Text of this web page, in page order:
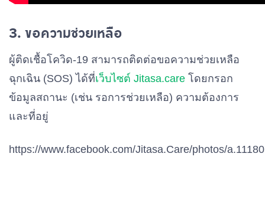
3. ขอความช่วยเหลือ
ผู้ติดเชื้อโควิด-19 สามารถติดต่อขอความช่วยเหลือ
ฉุกเฉิน (SOS) ได้ที่เว็บไซต์ Jitasa.care โดยกรอก
ข้อมูลสถานะ (เช่น รอการช่วยเหลือ) ความต้องการ
และที่อยู่
https://www.facebook.com/Jitasa.Care/photos/